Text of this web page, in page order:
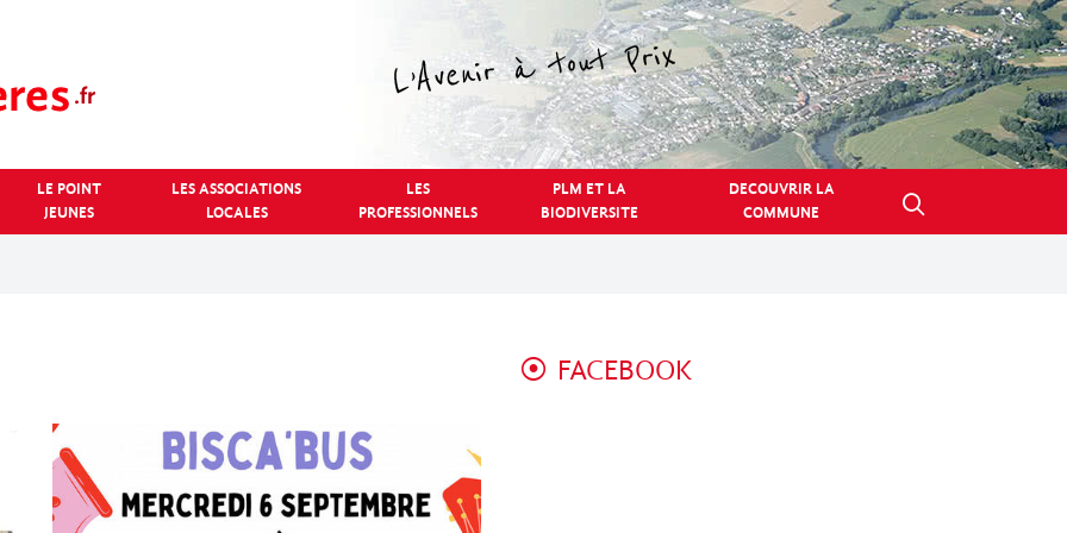
LE POINT
JEUNES
LES ASSOCIATIONS
LOCALES
LES
PROFESSIONNELS
PLM ET LA
BIODIVERSITE
DECOUVRIR LA
COMMUNE
FACEBOOK